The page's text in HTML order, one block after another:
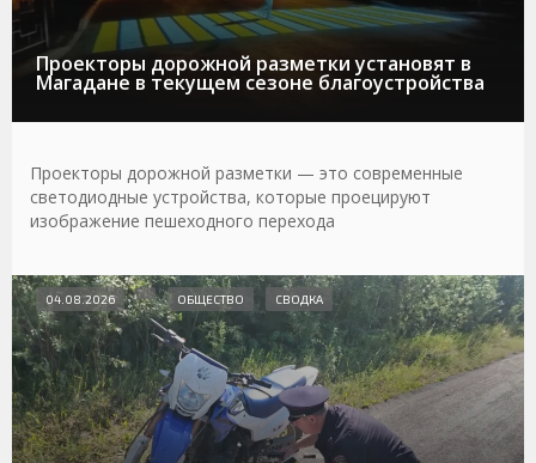
Проекторы дорожной разметки установят в
Магадане в текущем сезоне благоустройства
Проекторы дорожной разметки — это современные
светодиодные устройства, которые проецируют
изображение пешеходного перехода
04.08.2026 ОБЩЕСТВО СВОДКА